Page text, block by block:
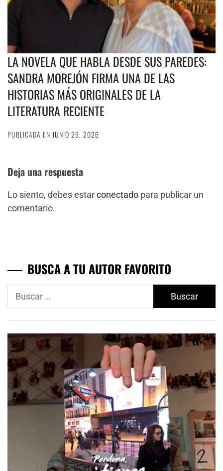
LA NOVELA QUE HABLA DESDE SUS PAREDES:
SANDRA MOREJÓN FIRMA UNA DE LAS
HISTORIAS MÁS ORIGINALES DE LA
LITERATURA RECIENTE
PUBLICADA EN JUNIO 26, 2026
Deja una respuesta
Lo siento, debes estarconectado para publicar un
comentario.
BUSCA A TU AUTOR FAVORITO
Buscar: